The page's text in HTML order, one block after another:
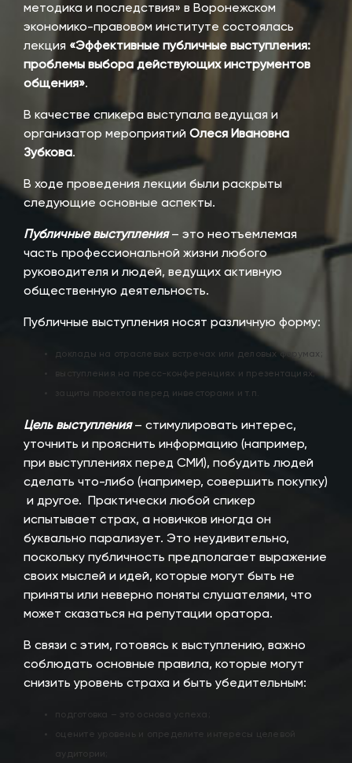
методика и последствия» в Воронежском
экономико-правовом институте состоялась
лекция «Эффективные публичные выступления:
проблемы выбора действующих инструментов
общения».
В качестве спикера выступала ведущая и
организатор мероприятий Олеся Ивановна
Зубкова.
В ходе проведения лекции были раскрыты
следующие основные аспекты.
Публичные выступления– это неотъемлемая
часть профессиональной жизни любого
руководителя и людей, ведущих активную
общественную деятельность.
Публичные выступления носят различную форму:
доклады на отраслевых встречах или деловых форумах;
выступления на пресс-конференциях и презентациях;
защиты проектов перед инвесторами и т.п.
Цель выступления– стимулировать интерес,
уточнить и прояснить информацию (например,
при выступлениях перед СМИ), побудить людей
сделать что-либо (например, совершить покупку)
и другое. Практически любой спикер
испытывает страх, а новичков иногда он
буквально парализует. Это неудивительно,
поскольку публичность предполагает выражение
своих мыслей и идей, которые могут быть не
приняты или неверно поняты слушателями, что
может сказаться на репутации оратора.
В связи с этим, готовясь к выступлению, важно
соблюдать основные правила, которые могут
снизить уровень страха и быть убедительным:
подготовка – это основа успеха;
оцените уровень и определите интересы целевой
аудитории;